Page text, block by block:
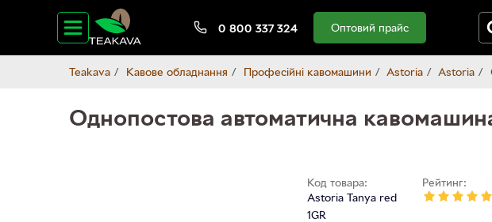
0 800 337 324 Оптовий прайс
Teakava Кавове обладнання Професійні кавомашини Astoria Astoria
Однопостова автоматична
Код товара:
Astoria Tanya red
1GR
Рейтинг: